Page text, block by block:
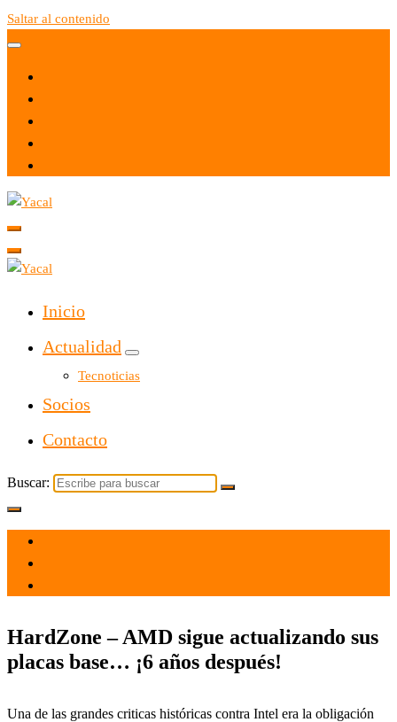
Saltar al contenido
Yacal micro hosting
Inicio
Actualidad
Tecnoticias
Socios
Contacto
Buscar:
HardZone – AMD sigue actualizando sus
placas base… ¡6 años después!
Una de las grandes criticas históricas contra Intel era la obligación